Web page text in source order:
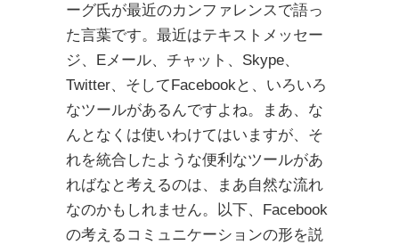
ーグ氏が最近のカンファレンスで語っ
た言葉です。最近はテキストメッセー
ジ、Eメール、チャット、Skype、
Twitter、そしてFacebookと、いろいろ
なツールがあるんですよね。まあ、な
んとなくは使いわけてはいますが、そ
れを統合したような便利なツールがあ
ればなと考えるのは、まあ自然な流れ
なのかもしれません。以下、Facebook
の考えるコミュニケーションの形を説